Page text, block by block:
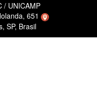
/ UNICAMP
651
SP, Brasil